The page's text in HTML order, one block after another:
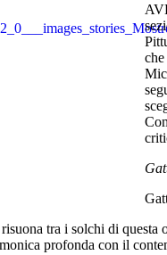
tra i solchi di questa
profonda con il